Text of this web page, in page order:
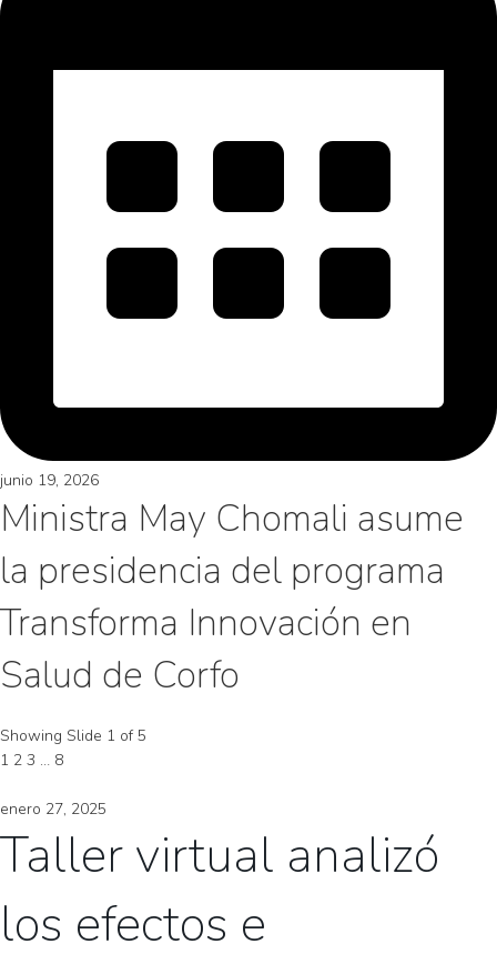
junio 19, 2026
Ministra May Chomali asume
la presidencia del programa
Transforma Innovación en
Salud de Corfo
Showing Slide 1 of 5
1 2 3 … 8
enero 27, 2025
Taller virtual analizó
los efectos e